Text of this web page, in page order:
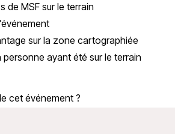
de MSF sur le terrain
sur la zone cartographiée
ayant été sur le terrain
cet événement ?